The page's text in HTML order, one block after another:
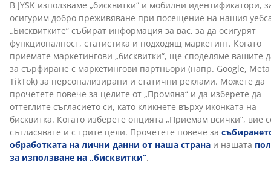
Отзиви
(0
За марката
Доставка